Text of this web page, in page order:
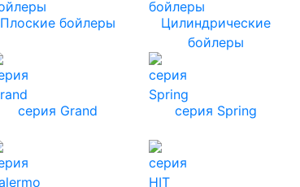
Плоские бойлеры
Цилиндрические
бойлеры
серия Grand серия Spring